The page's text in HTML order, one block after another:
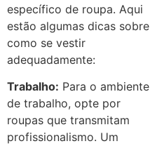
específico de roupa. Aqui
estão algumas dicas sobre
como se vestir
adequadamente:
Trabalho: Para o ambiente
de trabalho, opte por
roupas que transmitam
profissionalismo. Um